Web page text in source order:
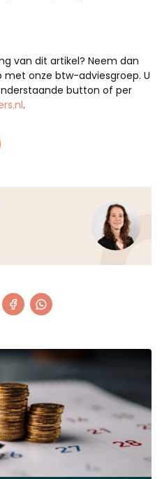
van dit artikel? Neem dan
onze btw-adviesgroep. U
button of per
.